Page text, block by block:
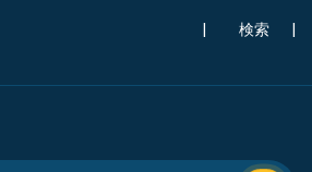
| |